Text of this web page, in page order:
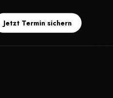
Jetzt Termin sichern